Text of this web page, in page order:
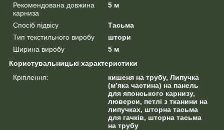
Рекомендована довжина
карниза
5 м
Спосіб підвісу
Тасьма
Тип текстильного виробу
штори
Ширина виробу
5 м
Користувальницькі характеристики
Кріплення:
кишеня на трубу, Липучка
(м’яка частина) на панель
для японського карнизу,
люверси, петлі з тканини на
липучках, шторна тасьма
для гачків, шторна тасьма
на трубу